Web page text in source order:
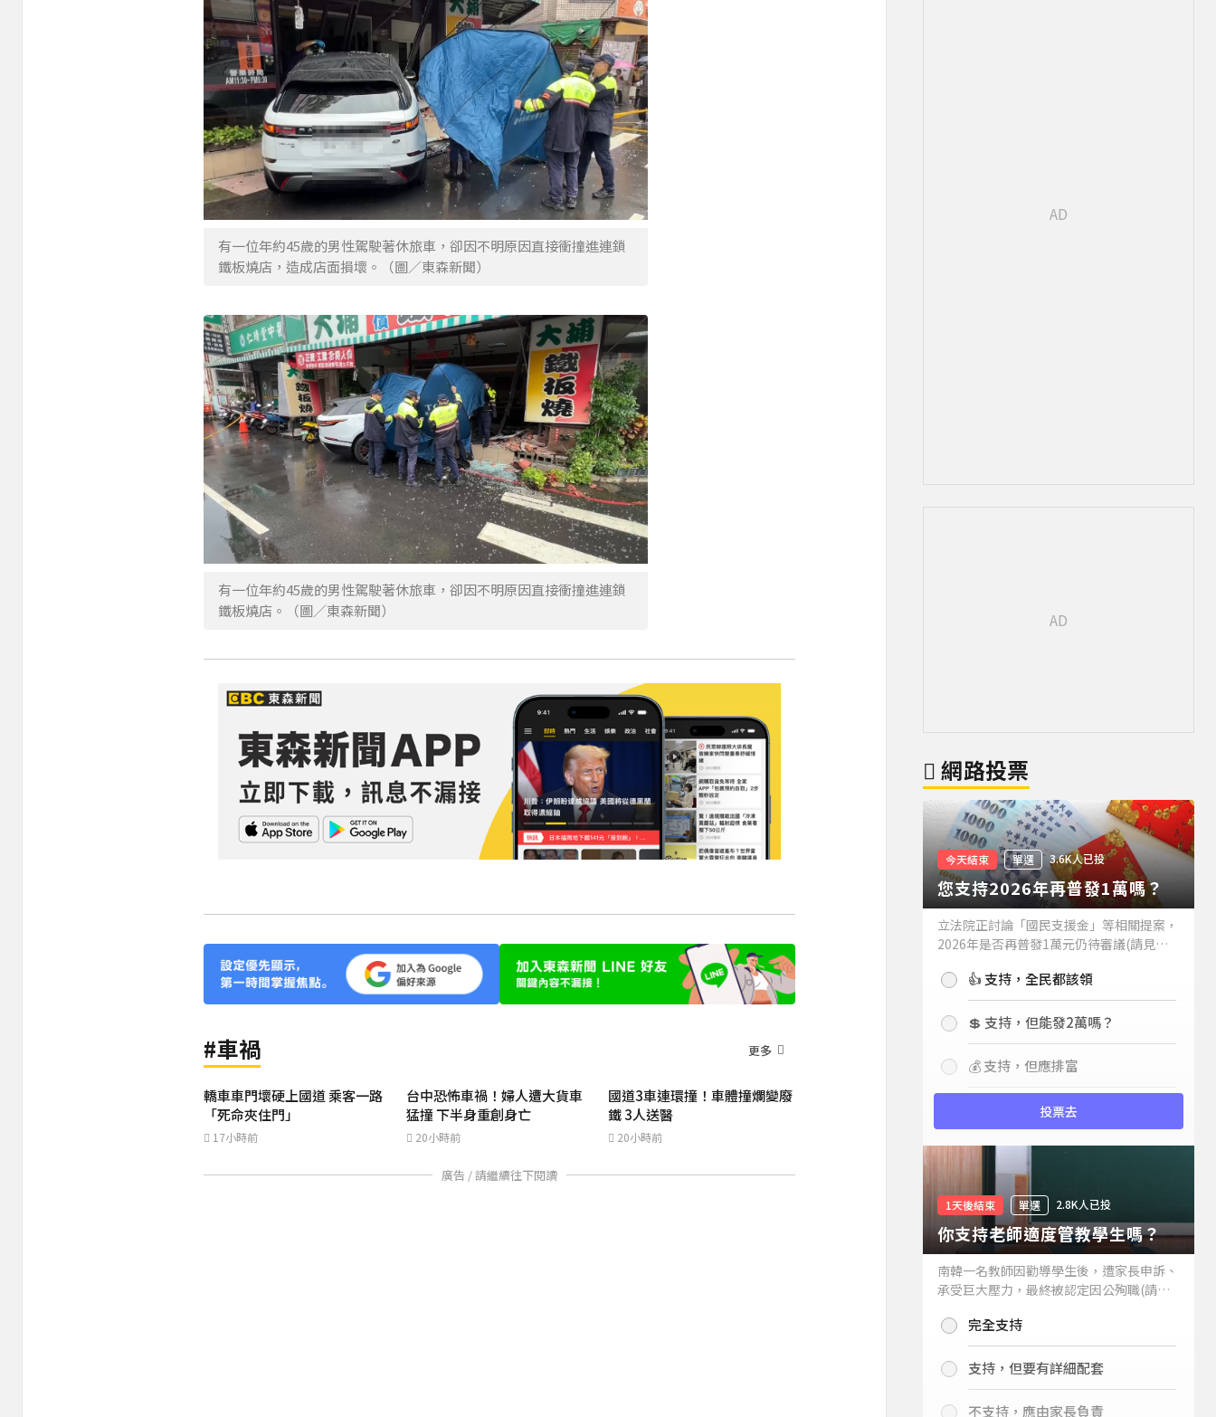
有一位年約45歲的男性駕駛著休旅車，卻因不明原因直接衝撞進連鎖
鐵板燒店，造成店面損壞。（圖／東森新聞）
有一位年約45歲的男性駕駛著休旅車，卻因不明原因直接衝撞進連鎖
鐵板燒店。（圖／東森新聞）
#車禍 更多
轎車車門壞硬上國道 乘客一路
「死命夾住門」
17小時前
台中恐怖車禍！婦人遭大貨車
猛撞 下半身重創身亡
20小時前
國道3車連環撞！車體撞爛變廢
鐵 3人送醫
20小時前
廣告 / 請繼續往下閱讀
網路投票
今天結束 單選 3.6K人已投
您支持2026年再普發1萬嗎？
立法院正討論「國民支援金」等相關提案，
2026年是否再普發1萬元仍待審議(請見下
持嗎？👍 支持，全民都該領
💲 支持，但能發2萬嗎？
💰 支持，但應排富
投票去
1天後結束 單選 2.8K人已投
你支持老師適度管教學生嗎？
南韓一名教師因勸導學生後，遭家長申訴、
承受巨大壓力，最終被認定因公殉職(請見
你支持老師適度管教學生嗎？
完全支持
支持，但要有詳細配套
不支持，應由家長負責